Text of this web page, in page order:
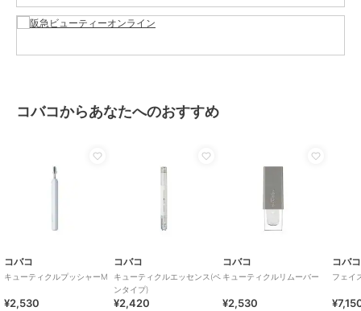
コバコからあなたへのおすすめ
コバコ
キューティクルプッシャーM
¥2,530
コバコ
キューティクルエッセンス(ペ
ンタイプ)
¥2,420
コバコ
キューティクルリムーバー
¥2,530
コバコ
フェイ